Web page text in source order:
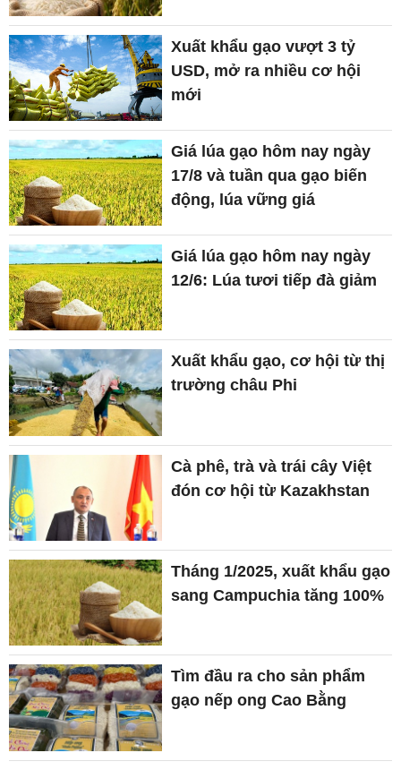
Xuất khẩu gạo vượt 3 tỷ
USD, mở ra nhiều cơ hội
mới
Giá lúa gạo hôm nay ngày
17/8 và tuần qua gạo biến
động, lúa vững giá
Giá lúa gạo hôm nay ngày
12/6: Lúa tươi tiếp đà giảm
Xuất khẩu gạo, cơ hội từ thị
trường châu Phi
Cà phê, trà và trái cây Việt
đón cơ hội từ Kazakhstan
Tháng 1/2025, xuất khẩu gạo
sang Campuchia tăng 100%
Tìm đầu ra cho sản phẩm
gạo nếp ong Cao Bằng